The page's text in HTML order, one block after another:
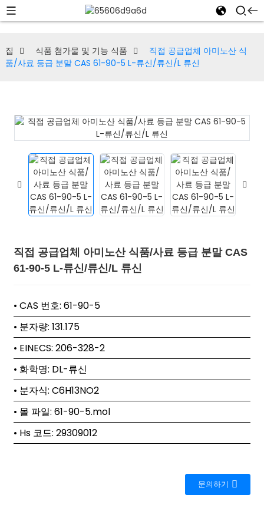
집 식품 첨가물 및 기능 식품
직접 공급업체 아미노산 식
품/사료 등급 분말 CAS 61-90-5 L-류신/류신/L 류신
직접 공급업체 아미노산 식품/사료 등급 분말 CAS
61-90-5 L-류신/류신/L 류신
• CAS 번호: 61-90-5
• 분자량: 131.175
• EINECS: 206-328-2
• 화학명: DL-류신
• 분자식: C6H13NO2
• 몰 파일: 61-90-5.mol
• Hs 코드: 29309012
문의하기